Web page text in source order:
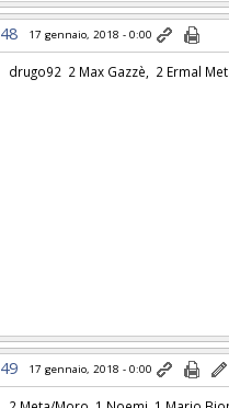
48 17 gennaio, 2018 - 0:00
drugo92 2 Max Gazzè, 2 Ermal
49 17 gennaio, 2018 - 0:00